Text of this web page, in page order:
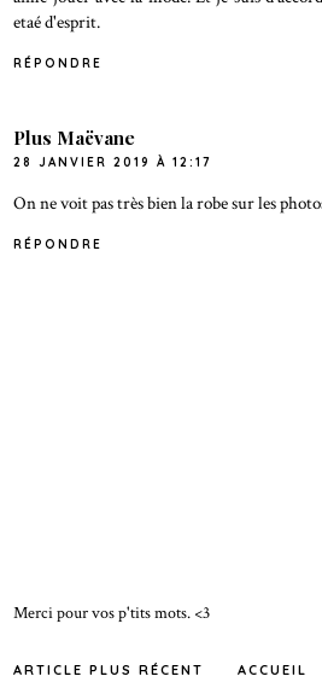
etaé d'esprit.
RÉPONDRE
Plus Maëvane
28 JANVIER 2019 À 12:17
On ne voit pas très bien la robe sur les
RÉPONDRE
Merci pour vos p'tits mots. <3
ARTICLE PLUS RÉCENT ACCUEIL